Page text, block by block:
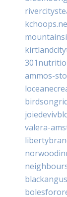
ammos-
valera-